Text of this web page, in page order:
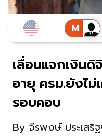
เลื่อนแจกเงิน
อายุ ครม.ยังไม่
รอบคอบ
By จีรพงษ์ ประเสริ